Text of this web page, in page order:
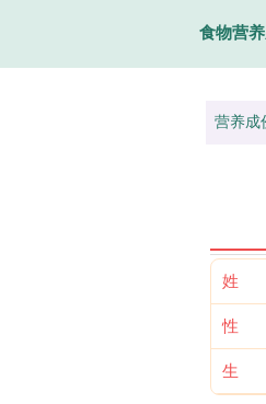
食物营
营养成
姓
性
生